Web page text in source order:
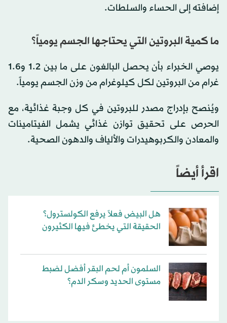
إضافته إلى الحساء والسلطات.
ما كمية البروتين التي يحتاجها الجسم يومياً؟
يوصي الخبراء بأن يحصل البالغون على ما بين 1.2 و1.6
غرام من البروتين لكل كيلوغرام من وزن الجسم يومياً.
ويُنصح بإدراج مصدر للبروتين في كل وجبة غذائية، مع
الحرص على تحقيق توازن غذائي يشمل الفيتامينات
والمعادن والكربوهيدرات والألياف والدهون الصحية.
اقرأ أيضاً
هل البيض فعلاً يرفع الكولسترول؟
الحقيقة التي يخطئ فيها الكثيرون
السلمون أم لحم البقر أفضل لضبط
مستوى الحديد وسكر الدم؟